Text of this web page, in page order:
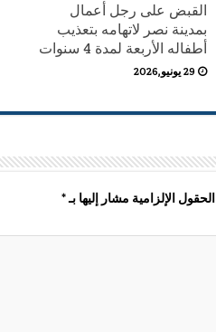
القبض على رجل أعمال
بمدينة نصر لاتهامه بتعذيب
أطفاله الأربعة لمدة 4 سنوات
29 يونيو,2026
الحقول الإلزامية مشار إليها بـ*